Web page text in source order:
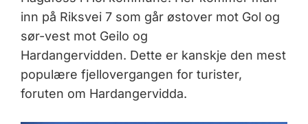
inn på Riksvei 7 som går østover mot Gol og
sør-vest mot Geilo og
Hardangervidden. Dette er kanskje den mest
populære fjellovergangen for turister,
foruten om Hardangervidda.